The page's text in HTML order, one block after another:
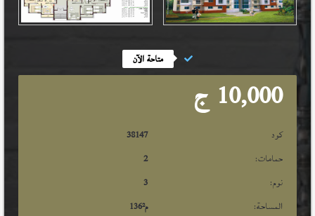
متاحة الآن
10,000 ج
كود
38147
حمامات:
2
نوم:
3
المساحة:
136م²